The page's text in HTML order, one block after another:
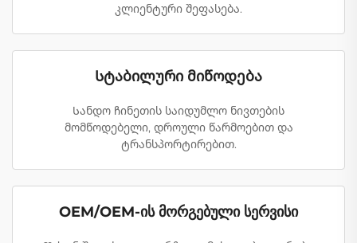
კლიენტური შეფასება.
Სტაბილური მიწოდება
Სანდო ჩინეთის საიდუმლო ნივთების
მომწოდებელი, დროული წარმოებით და
ტრანსპორტირებით.
OEM/OEM-ის მორგებული სერვისი